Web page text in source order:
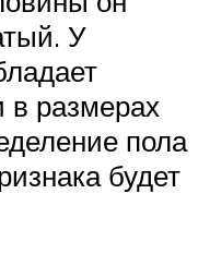
У
в размерах
пола
будет